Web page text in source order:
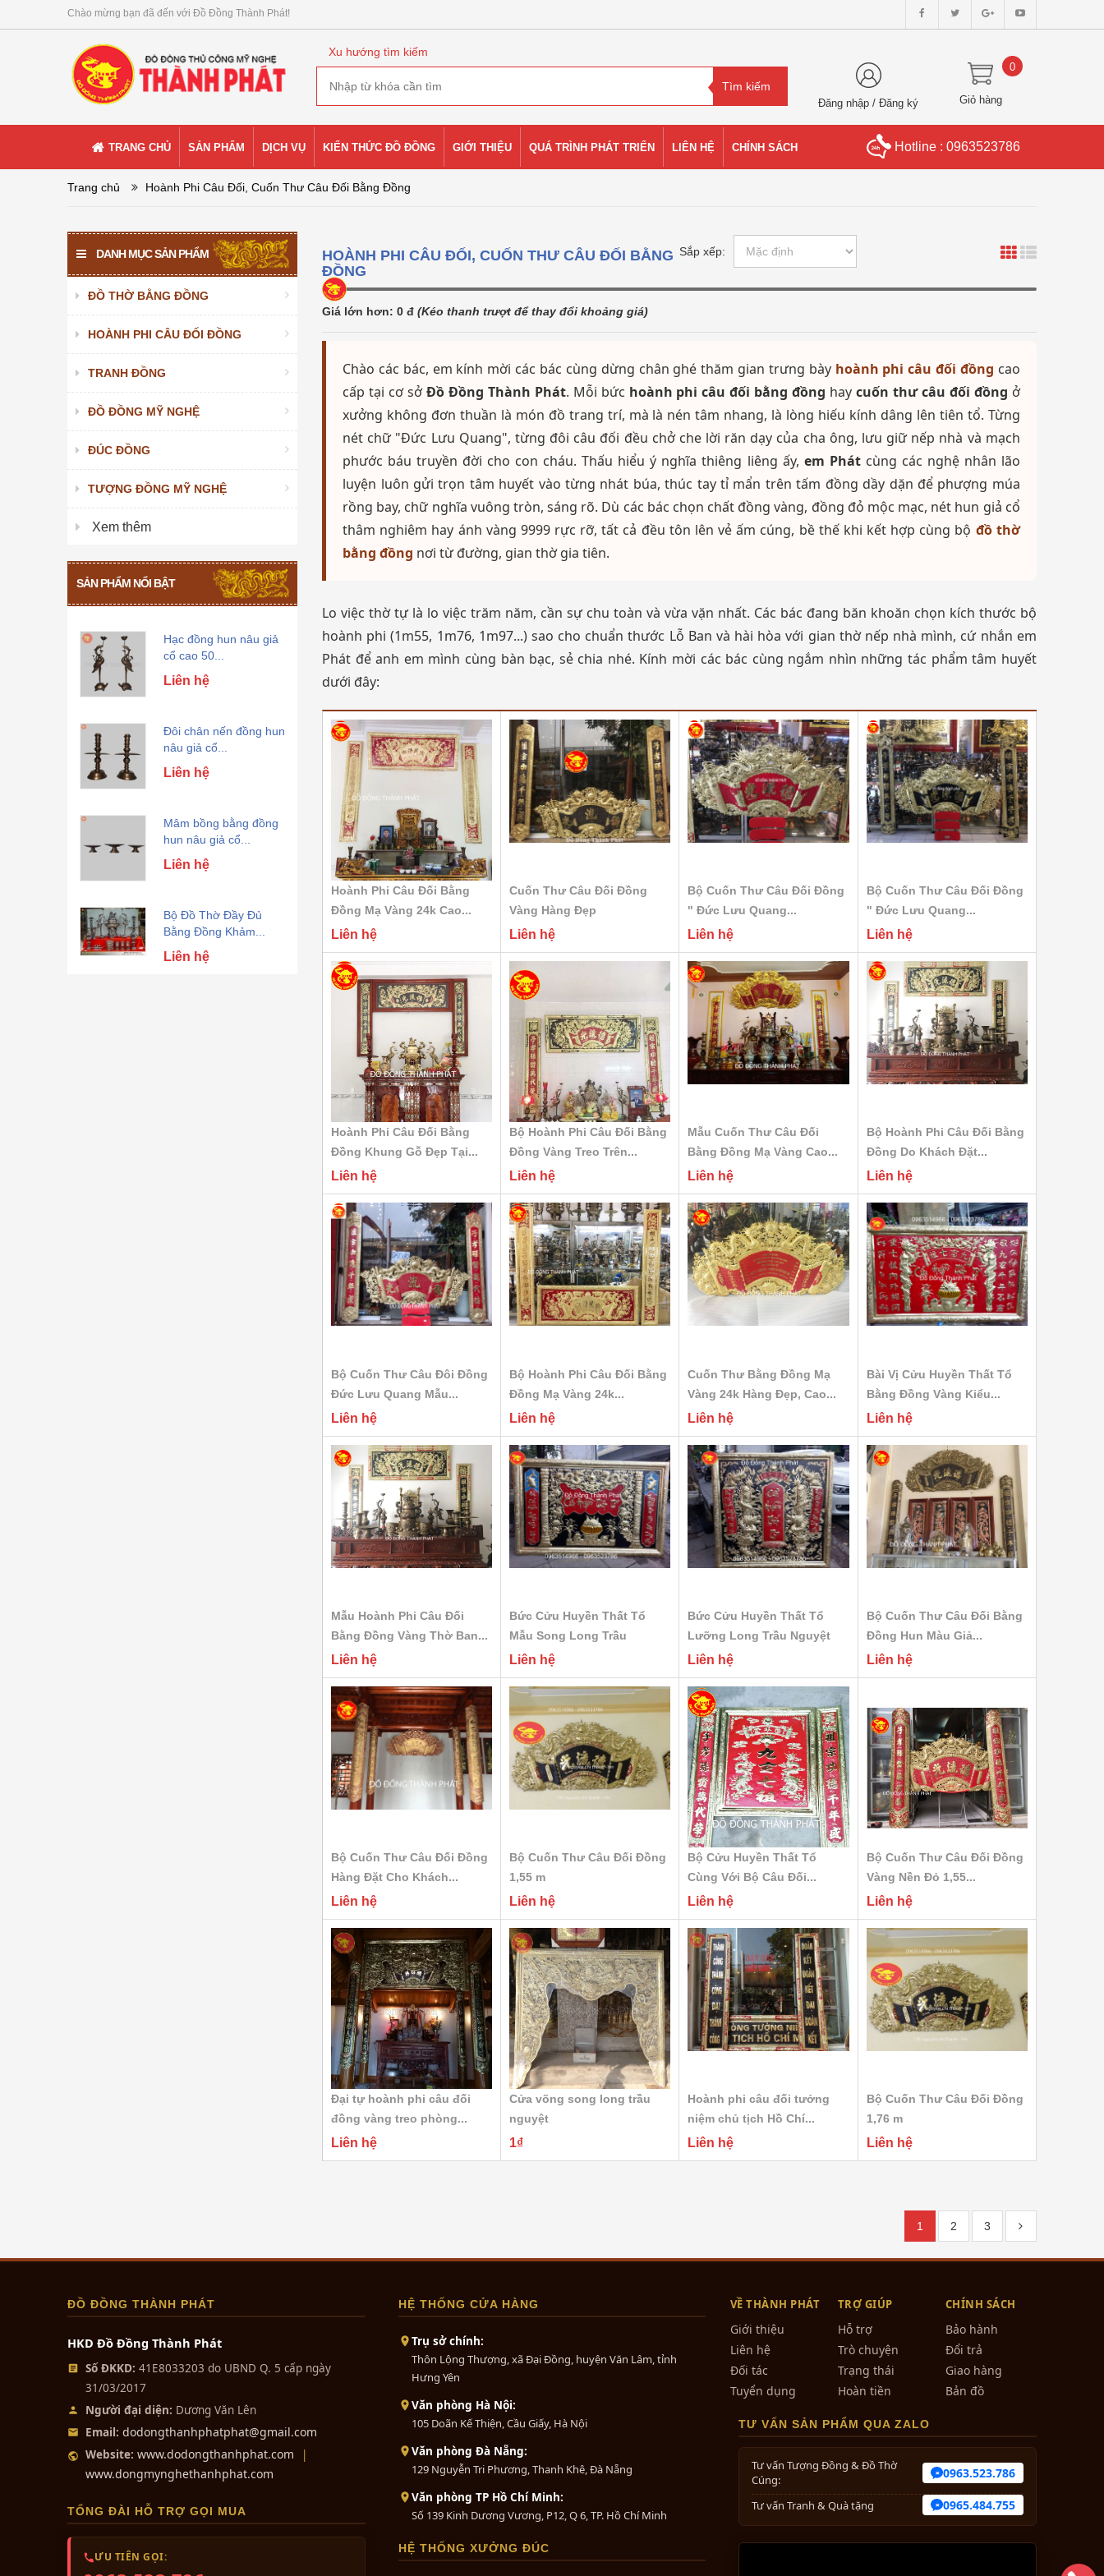
Chào mừng bạn đã đến với Đồ Đồng Thành Phát!
Xu hướng tìm kiếm
Đăng nhập /Đăng ký Giỏ hàng
0
TRANG CHỦ SẢN PHẨM DỊCH VỤ KIẾN THỨC ĐỒ ĐỒNG GIỚI THIỆU QUÁ TRÌNH PHÁT TRIỂN LIÊN HỆ CHÍNH SÁCH Hotline : 0963523786
Trang chủ Hoành Phi Câu Đối, Cuốn Thư Câu Đối Bằng Đồng
DANH MỤC SẢN PHẨM
ĐỒ THỜ BẰNG ĐỒNG
HOÀNH PHI CÂU ĐỐI ĐỒNG
TRANH ĐỒNG
ĐỒ ĐỒNG MỸ NGHỆ
ĐÚC ĐỒNG
TƯỢNG ĐỒNG MỸ NGHỆ
Xem thêm
SẢN PHẨM NỔI BẬT
Đôi chân nến đồng hun
nâu giả cổ...
hun nâu giả cổ...
Liên hệ
Bằng Đồng Khảm...
Liên hệ
Hạc đồng hun nâu giả
cổ cao 50...
Liên hệ
Đôi chân nến đồng hun
nâu giả cổ...
Liên hệ
Mâm bồng bằng đồng
hun nâu giả cổ...
Liên hệ
Bộ Đồ Thờ Đầy Đủ
Bằng Đồng Khảm...
Liên hệ
khảm ngũ sắc...
Bát hương đồng khảm
Liên hệ
HOÀNH PHI CÂU ĐỐI, CUỐN THƯ CÂU ĐỐI BẰNG
ĐỒNG
Sắp xếp:
Giá lớn hơn: 0 đ(Kéo thanh trượt để thay đổi khoảng giá)
Chào các bác, em kính mời các bác cùng dừng chân ghé thăm gian trưng bày hoành phi câu đối đồng cao
cấp tại cơ sởĐồ Đồng Thành Phát. Mỗi bức hoành phi câu đối bằng đồng haycuốn thư câu đối đồng ở
xưởng không đơn thuần là món đồ trang trí, mà là nén tâm nhang, là lòng hiếu kính dâng lên tiên tổ. Từng
nét chữ "Đức Lưu Quang", từng đôi câu đối đều chở che lời răn dạy của cha ông, lưu giữ nếp nhà và mạch
phước báu truyền đời cho con cháu. Thấu hiểu ý nghĩa thiêng liêng ấy, em Phátcùng các nghệ nhân lão
luyện luôn gửi trọn tâm huyết vào từng nhát búa, thúc tay tỉ mẩn trên tấm đồng dầy dặn để phượng múa
rồng bay, chữ nghĩa vuông tròn, sáng rõ. Dù các bác chọn chất đồng vàng, đồng đỏ mộc mạc, nét hun giả cổ
thâm nghiêm hay ánh vàng 9999 rực rỡ, tất cả đều tôn lên vẻ ấm cúng, bề thế khi kết hợp cùng bộ đồ thờ
bằng đồng nơi từ đường, gian thờ gia tiên.
Lo việc thờ tự là lo việc trăm năm, cần sự chu toàn và vừa vặn nhất. Các bác đang băn khoăn chọn kích thước bộ
hoành phi (1m55, 1m76, 1m97...) sao cho chuẩn thước Lỗ Ban và hài hòa với gian thờ nếp nhà mình, cứ nhắn em
Phát để anh em mình cùng bàn bạc, sẻ chia nhé. Kính mời các bác cùng ngắm nhìn những tác phẩm tâm huyết
dưới đây:
Hoành Phi Câu Đối Bằng
Đồng Mạ Vàng 24k Cao...
Liên hệ
Cuốn Thư Câu Đối Đồng
Vàng Hàng Đẹp
Liên hệ
Bộ Cuốn Thư Câu Đối Đồng
" Đức Lưu Quang...
Liên hệ
Bộ Cuốn Thư Câu Đối Đồng
" Đức Lưu Quang...
Liên hệ
Hoành Phi Câu Đối Bằng
Đồng Khung Gỗ Đẹp Tại...
Liên hệ
Bộ Hoành Phi Câu Đối Bằng
Đồng Vàng Treo Trên...
Liên hệ
Mẫu Cuốn Thư Câu Đối
Bằng Đồng Mạ Vàng Cao...
Liên hệ
Bộ Hoành Phi Câu Đối Bằng
Đồng Do Khách Đặt...
Liên hệ
Bộ Cuốn Thư Câu Đôi Đồng
Đức Lưu Quang Mẫu...
Liên hệ
Bộ Hoành Phi Câu Đối Bằng
Đồng Mạ Vàng 24k...
Liên hệ
Cuốn Thư Bằng Đồng Mạ
Vàng 24k Hàng Đẹp, Cao...
Liên hệ
Bài Vị Cửu Huyền Thất Tổ
Bằng Đồng Vàng Kiểu...
Liên hệ
Mẫu Hoành Phi Câu Đối
Bằng Đồng Vàng Thờ Ban...
Liên hệ
Bức Cửu Huyền Thất Tổ
Mẫu Song Long Trầu
Nguyệt...
Liên hệ
Bức Cửu Huyền Thất Tổ
Lưỡng Long Trầu Nguyệt
Bằng...
Liên hệ
Bộ Cuốn Thư Câu Đối Bằng
Đồng Hun Màu Giả...
Liên hệ
Bộ Cuốn Thư Câu Đối Đồng
Hàng Đặt Cho Khách...
Liên hệ
Bộ Cuốn Thư Câu Đối Đồng
1,55 m
Liên hệ
Bộ Cửu Huyền Thất Tổ
Cùng Với Bộ Câu Đối...
Liên hệ
Bộ Cuốn Thư Câu Đối Đồng
Vàng Nền Đỏ 1,55...
Liên hệ
Đại tự hoành phi câu đối
đồng vàng treo phòng...
Liên hệ
Cửa võng song long trầu
nguyệt
1₫
Hoành phi câu đối tưởng
niệm chủ tịch Hồ Chí...
Liên hệ
Bộ Cuốn Thư Câu Đối Đồng
1,76 m
Liên hệ
1 2 3
ĐỒ ĐỒNG THÀNH PHÁT
HKD Đồ Đồng Thành Phát
Số ĐKKD: 41E8033203 do UBND Q. 5 cấp ngày
31/03/2017
Người đại diện: Dương Văn Lên
Email: dodongthanhphatphat@gmail.com
Website: www.dodongthanhphat.com |
www.dongmynghethanhphat.com
TỔNG ĐÀI HỖ TRỢ GỌI MUA
ƯU TIÊN GỌI:
HỆ THỐNG CỬA HÀNG
Trụ sở chính:
Thôn Lộng Thượng, xã Đại Đồng, huyện Văn Lâm, tỉnh
Hưng Yên
Văn phòng Hà Nội:
105 Doãn Kế Thiện, Cầu Giấy, Hà Nội
Văn phòng Đà Nẵng:
129 Nguyễn Tri Phương, Thanh Khê, Đà Nẵng
Văn phòng TP Hồ Chí Minh:
Số 139 Kinh Dương Vương, P12, Q 6, TP. Hồ Chí Minh
HỆ THỐNG XƯỞNG ĐÚC
VỀ THÀNH PHÁT
Giới thiệu
Liên hệ
Đối tác
Tuyển dụng
TRỢ GIÚP
Hỗ trợ
Trò chuyện
Trạng thái
Hoàn tiền
CHÍNH SÁCH
Bảo hành
Đổi trả
Giao hàng
Bản đồ
TƯ VẤN SẢN PHẨM QUA ZALO
Tư vấn Tượng Đồng & Đồ Thờ
Cúng:
0963.523.786
Tư vấn Tranh & Quà tặng 0965.484.755